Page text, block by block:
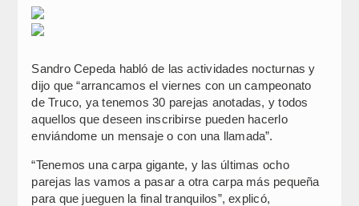
Sandro Cepeda habló de las actividades nocturnas y
dijo que “arrancamos el viernes con un campeonato
de Truco, ya tenemos 30 parejas anotadas, y todos
aquellos que deseen inscribirse pueden hacerlo
enviándome un mensaje o con una llamada”.
“Tenemos una carpa gigante, y las últimas ocho
parejas las vamos a pasar a otra carpa más pequeña
para que jueguen la final tranquilos”, explicó,